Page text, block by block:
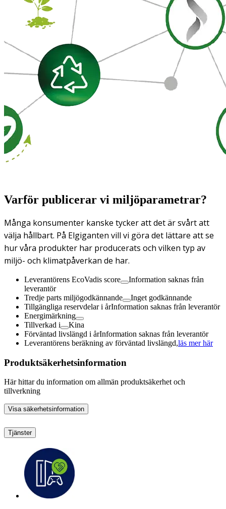
Varför publicerar vi miljöparametrar?
Många konsumenter kanske tycker att det är svårt att
välja hållbart. På Elgiganten vill vi göra det lättare att se
hur våra produkter har producerats och vilken typ av
miljö- och klimatpåverkan de har.
Leverantörens EcoVadis score
Information saknas från
leverantör
Tredje parts miljögodkännande
Inget godkännande
Tillgängliga reservdelar i årInformation saknas från leverantör
Energimärkning
Tillverkad i
Kina
Förväntad livslängd i årInformation saknas från leverantör
Leverantörens beräkning av förväntad livslängd,läs mer här
Produktsäkerhetsinformation
Här hittar du information om allmän produktsäkerhet och
tillverkning
Visa säkerhetsinformation
Tjänster